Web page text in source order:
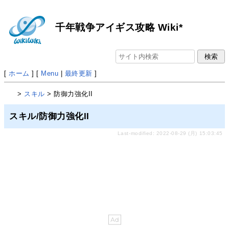
千年戦争アイギス攻略 Wiki*
[ ホーム ] [ Menu | 最終更新 ]
> スキル > 防御力強化II
スキル/防御力強化II
Last-modified: 2022-08-29 (月) 15:03:45